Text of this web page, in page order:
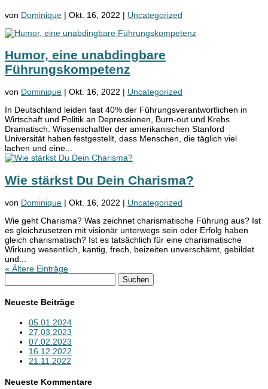
von Dominique | Okt. 16, 2022 | Uncategorized
Humor, eine unabdingbare
Führungskompetenz
von Dominique | Okt. 16, 2022 | Uncategorized
In Deutschland leiden fast 40% der Führungsverantwortlichen in
Wirtschaft und Politik an Depressionen, Burn-out und Krebs.
Dramatisch. Wissenschaftler der amerikanischen Stanford
Universität haben festgestellt, dass Menschen, die täglich viel
lachen und eine...
Wie stärkst Du Dein Charisma?
von Dominique | Okt. 16, 2022 | Uncategorized
Wie geht Charisma? Was zeichnet charismatische Führung aus? Ist
es gleichzusetzen mit visionär unterwegs sein oder Erfolg haben
gleich charismatisch? Ist es tatsächlich für eine charismatische
Wirkung wesentlich, kantig, frech, beizeiten unverschämt, gebildet
und...
« Ältere Einträge
nach:
Neueste Beiträge
05.01.2024
27.03.2023
07.02.2023
16.12.2022
21.11.2022
Neueste Kommentare